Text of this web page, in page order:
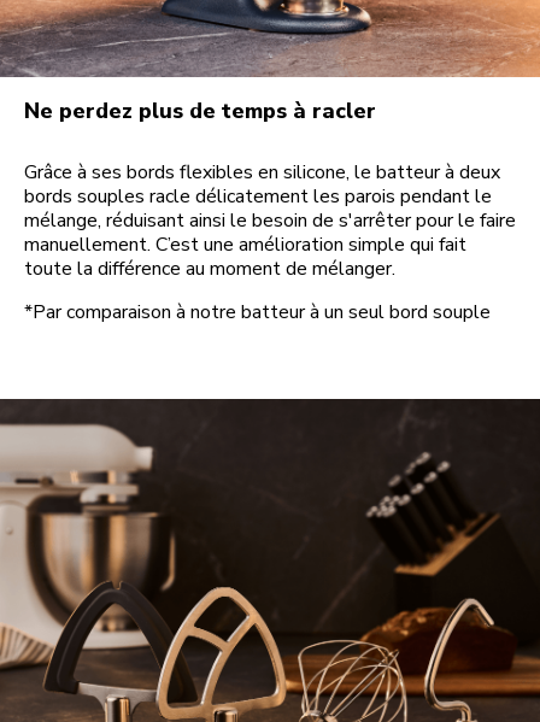
Ne perdez plus de temps à racler
Grâce à ses bords flexibles en silicone, le batteur à deux
bords souples racle délicatement les parois pendant le
mélange, réduisant ainsi le besoin de s'arrêter pour le faire
manuellement. C’est une amélioration simple qui fait
toute la différence au moment de mélanger.
*Par comparaison à notre batteur à un seul bord souple